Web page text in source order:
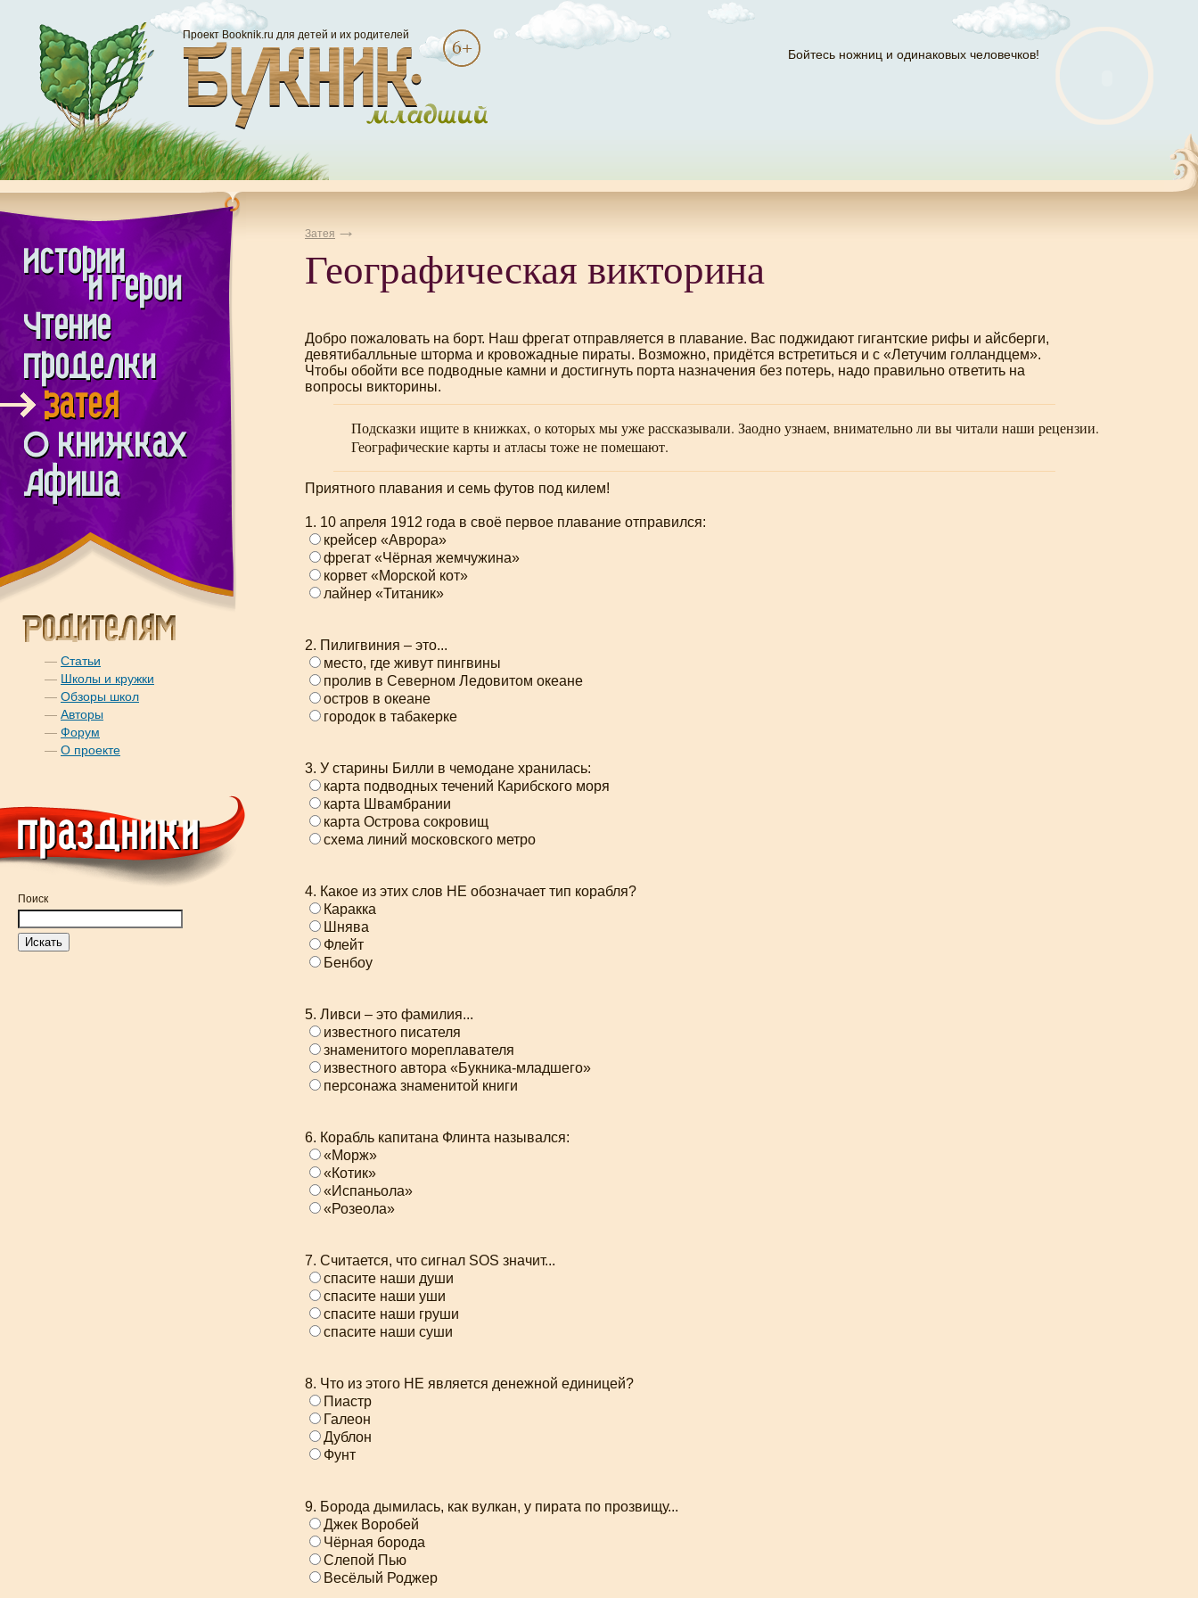
Проект Booknik.ru для детей и их родителей
Бойтесь ножниц и одинаковых человечков!
— Статьи
— Школы и кружки
— Обзоры школ
— Авторы
— Форум
— О проекте
Поиск
Затея
Географическая викторина
Добро пожаловать на борт. Наш фрегат отправляется в плавание. Вас поджидают гигантские рифы и айсберги,
девятибалльные шторма и кровожадные пираты. Возможно, придётся встретиться и с «Летучим голландцем».
Чтобы обойти все подводные камни и достигнуть порта назначения без потерь, надо правильно ответить на
вопросы викторины.
Подсказки ищите в книжках, о которых мы уже рассказывали. Заодно узнаем, внимательно ли вы читали наши рецензии.
Географические карты и атласы тоже не помешают.
Приятного плавания и семь футов под килем!
1. 10 апреля 1912 года в своё первое плавание отправился:
крейсер «Аврора»
фрегат «Чёрная жемчужина»
корвет «Морской кот»
лайнер «Титаник»
2. Пилигвиния – это...
место, где живут пингвины
пролив в Северном Ледовитом океане
остров в океане
городок в табакерке
3. У старины Билли в чемодане хранилась:
карта подводных течений Карибского моря
карта Швамбрании
карта Острова сокровищ
схема линий московского метро
4. Какое из этих слов НЕ обозначает тип корабля?
Каракка
Шнява
Флейт
Бенбоу
5. Ливси – это фамилия...
известного писателя
знаменитого мореплавателя
известного автора «Букника-младшего»
персонажа знаменитой книги
6. Корабль капитана Флинта назывался:
«Морж»
«Котик»
«Испаньола»
«Розеола»
7. Считается, что сигнал SOS значит...
спасите наши души
спасите наши уши
спасите наши груши
спасите наши суши
8. Что из этого НЕ является денежной единицей?
Пиастр
Галеон
Дублон
Фунт
9. Борода дымилась, как вулкан, у пирата по прозвищу...
Джек Воробей
Чёрная борода
Слепой Пью
Весёлый Роджер